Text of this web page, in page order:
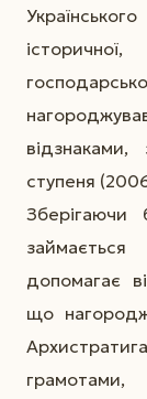
ступеня
Зберігаючи
допомагає
що